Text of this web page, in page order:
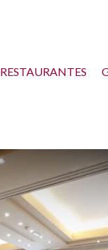
RESTAURANTES